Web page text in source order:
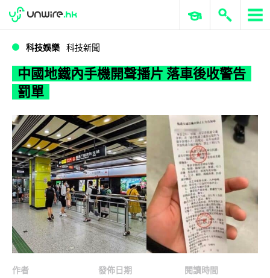
中國地鐵內手機開聲播片 落車後收警告罰單
WWDC 2026 ERP 與商業 AI
科技娛樂 科技新聞
中國地鐵內手機開聲播片 落車後收警告
罰單
作者
發佈日期
閱讀時間